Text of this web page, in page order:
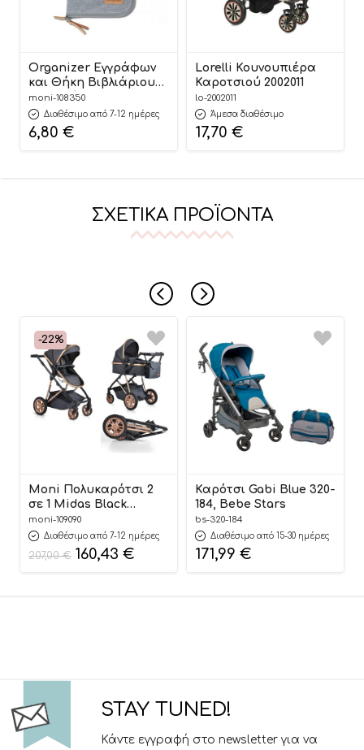
Organizer Εγγράφων
και Θήκη Βιβλιάριου
Παιδιού Liam Grey
3800146267032 –
Cangaroo
moni-108350
Διαθέσιμο από 7-12 ημέρες
6,80 €
Lorelli Κουνουπιέρα
Καροτσιού 2002011
lo-2002011
Άμεσα διαθέσιμο
17,70 €
ΣΧΕΤΙΚΆ ΠΡΟΪΌΝΤΑ
-22%
Moni Πολυκαρότσι 2
σε 1 Midas Black
3800146235796
moni-109090
Διαθέσιμο από 7-12 ημέρες
207,00€ 160,43 €
Καρότσι Gabi Blue 320-
184, Bebe Stars
bs-320-184
Διαθέσιμο από 15-30 ημέρες
171,99 €
STAY TUNED!
Κάντε εγγραφή στο newsletter για να